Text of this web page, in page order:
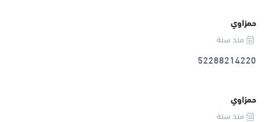
حمزاوي
منذ سنة
52288214220
حمزاوي
منذ سنة